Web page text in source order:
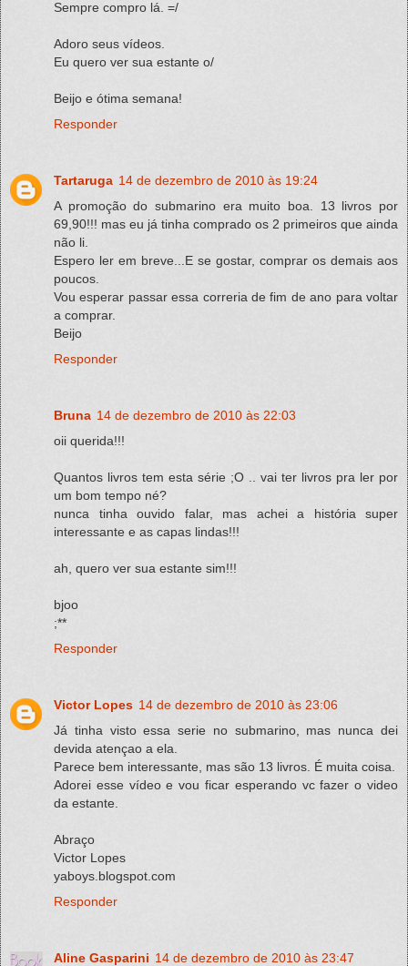
Sempre compro lá. =/
Adoro seus vídeos.
Eu quero ver sua estante o/
Beijo e ótima semana!
Responder
Tartaruga 14 de dezembro de 2010 às 19:24
A promoção do submarino era muito boa. 13 livros por
69,90!!! mas eu já tinha comprado os 2 primeiros que ainda
não li.
Espero ler em breve...E se gostar, comprar os demais aos
poucos.
Vou esperar passar essa correria de fim de ano para voltar
a comprar.
Beijo
Responder
Bruna 14 de dezembro de 2010 às 22:03
oii querida!!!
Quantos livros tem esta série ;O .. vai ter livros pra ler por
um bom tempo né?
nunca tinha ouvido falar, mas achei a história super
interessante e as capas lindas!!!
ah, quero ver sua estante sim!!!
bjoo
;**
Responder
Victor Lopes 14 de dezembro de 2010 às 23:06
Já tinha visto essa serie no submarino, mas nunca dei
devida atençao a ela.
Parece bem interessante, mas são 13 livros. É muita coisa.
Adorei esse vídeo e vou ficar esperando vc fazer o video
da estante.
Abraço
Victor Lopes
yaboys.blogspot.com
Responder
Aline Gasparini 14 de dezembro de 2010 às 23:47